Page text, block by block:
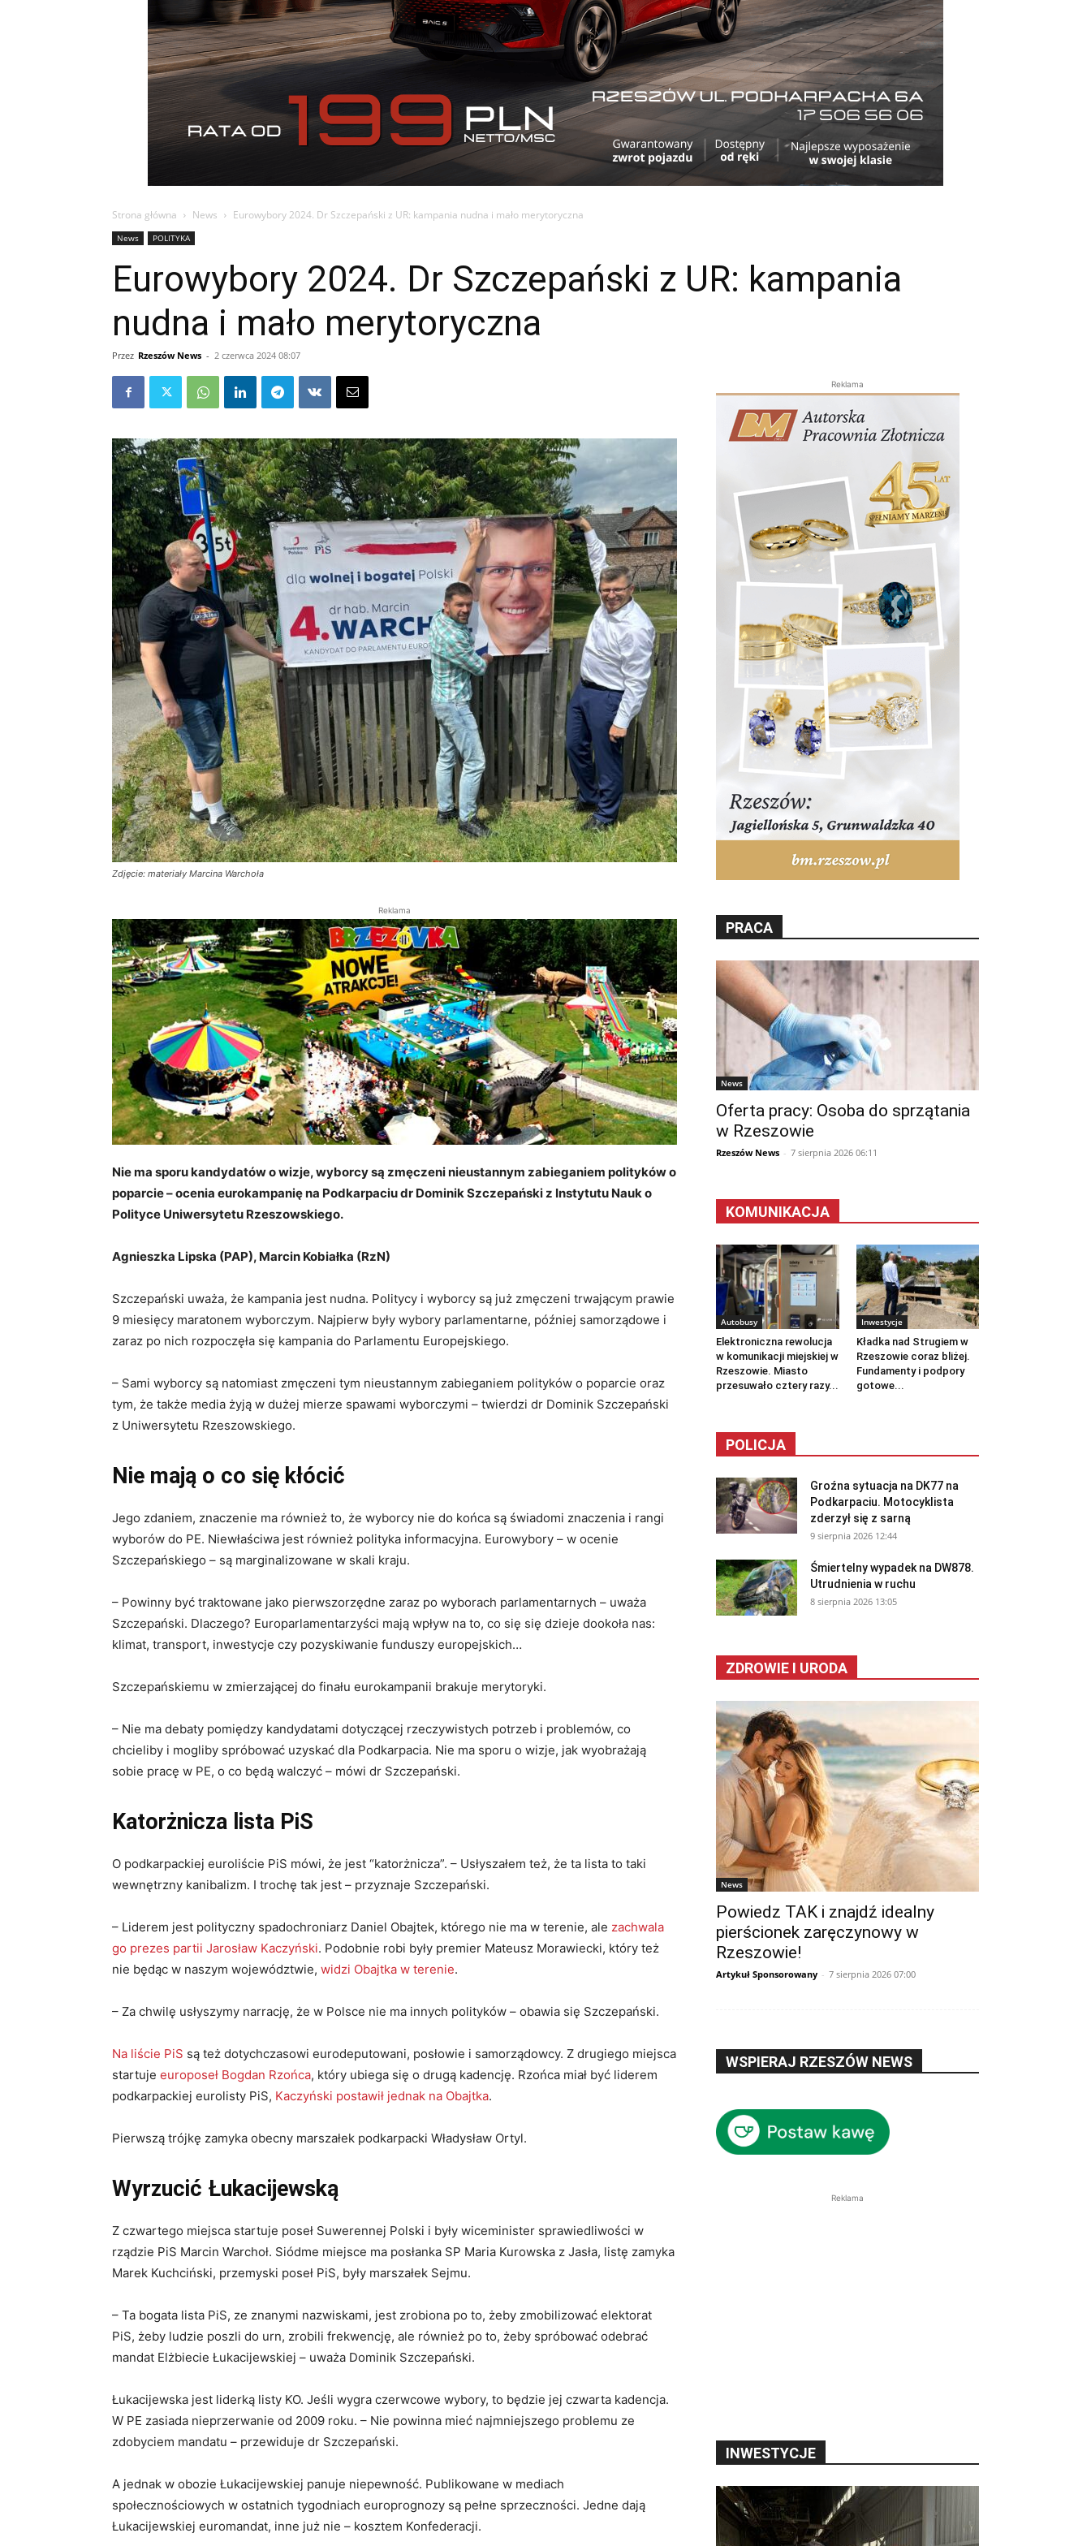
Strona główna News Eurowybory 2024. Dr Szczepański z UR: kampania nudna i mało merytoryczna
News POLITYKA
Eurowybory 2024. Dr Szczepański z UR: kampania
nudna i mało merytoryczna
Przez Rzeszów News - 2 czerwca 2024 08:07
Zdjęcie: materiały Marcina Warchoła
Reklama
Nie ma sporu kandydatów o wizje, wyborcy są zmęczeni nieustannym zabieganiem polityków o
poparcie – ocenia eurokampanię na Podkarpaciu dr Dominik Szczepański z Instytutu Nauk o
Polityce Uniwersytetu Rzeszowskiego.
Agnieszka Lipska (PAP), Marcin Kobiałka (RzN)
Szczepański uważa, że kampania jest nudna. Politycy i wyborcy są już zmęczeni trwającym prawie
9 miesięcy maratonem wyborczym. Najpierw były wybory parlamentarne, później samorządowe i
zaraz po nich rozpoczęła się kampania do Parlamentu Europejskiego.
– Sami wyborcy są natomiast zmęczeni tym nieustannym zabieganiem polityków o poparcie oraz
tym, że także media żyją w dużej mierze spawami wyborczymi – twierdzi dr Dominik Szczepański
z Uniwersytetu Rzeszowskiego.
Nie mają o co się kłócić
Jego zdaniem, znaczenie ma również to, że wyborcy nie do końca są świadomi znaczenia i rangi
wyborów do PE. Niewłaściwa jest również polityka informacyjna. Eurowybory – w ocenie
Szczepańskiego – są marginalizowane w skali kraju.
– Powinny być traktowane jako pierwszorzędne zaraz po wyborach parlamentarnych – uważa
Szczepański. Dlaczego? Europarlamentarzyści mają wpływ na to, co się się dzieje dookoła nas:
klimat, transport, inwestycje czy pozyskiwanie funduszy europejskich…
Szczepańskiemu w zmierzającej do finału eurokampanii brakuje merytoryki.
– Nie ma debaty pomiędzy kandydatami dotyczącej rzeczywistych potrzeb i problemów, co
chcieliby i mogliby spróbować uzyskać dla Podkarpacia. Nie ma sporu o wizje, jak wyobrażają
sobie pracę w PE, o co będą walczyć – mówi dr Szczepański.
Katorżnicza lista PiS
O podkarpackiej euroliście PiS mówi, że jest “katorżnicza”. – Usłyszałem też, że ta lista to taki
wewnętrzny kanibalizm. I trochę tak jest – przyznaje Szczepański.
– Liderem jest polityczny spadochroniarz Daniel Obajtek, którego nie ma w terenie, ale zachwala
go prezes partii Jarosław Kaczyński. Podobnie robi były premier Mateusz Morawiecki, który też
nie będąc w naszym województwie, widzi Obajtka w terenie.
– Za chwilę usłyszymy narrację, że w Polsce nie ma innych polityków – obawia się Szczepański.
Na liście PiS są też dotychczasowi eurodeputowani, posłowie i samorządowcy. Z drugiego miejsca
startuje europoseł Bogdan Rzońca, który ubiega się o drugą kadencję. Rzońca miał być liderem
podkarpackiej eurolisty PiS, Kaczyński postawił jednak na Obajtka.
Pierwszą trójkę zamyka obecny marszałek podkarpacki Władysław Ortyl.
Wyrzucić Łukacijewską
Z czwartego miejsca startuje poseł Suwerennej Polski i były wiceminister sprawiedliwości w
rządzie PiS Marcin Warchoł. Siódme miejsce ma posłanka SP Maria Kurowska z Jasła, listę zamyka
Marek Kuchciński, przemyski poseł PiS, były marszałek Sejmu.
– Ta bogata lista PiS, ze znanymi nazwiskami, jest zrobiona po to, żeby zmobilizować elektorat
PiS, żeby ludzie poszli do urn, zrobili frekwencję, ale również po to, żeby spróbować odebrać
mandat Elżbiecie Łukacijewskiej – uważa Dominik Szczepański.
Łukacijewska jest liderką listy KO. Jeśli wygra czerwcowe wybory, to będzie jej czwarta kadencja.
W PE zasiada nieprzerwanie od 2009 roku. – Nie powinna mieć najmniejszego problemu ze
zdobyciem mandatu – przewiduje dr Szczepański.
A jednak w obozie Łukacijewskiej panuje niepewność. Publikowane w mediach
społecznościowych w ostatnich tygodniach europrognozy są pełne sprzeczności. Jedne dają
Łukacijewskiej euromandat, inne już nie – kosztem Konfederacji.
Reklama
PRACA
News
Oferta pracy: Osoba do sprzątania
w Rzeszowie
Rzeszów News - 7 sierpnia 2026 06:11
KOMUNIKACJA
Autobusy
Elektroniczna rewolucja
w komunikacji miejskiej w
Rzeszowie. Miasto
przesuwało cztery razy...
Inwestycje
Kładka nad Strugiem w
Rzeszowie coraz bliżej.
Fundamenty i podpory
gotowe...
POLICJA
Groźna sytuacja na DK77 na
Podkarpaciu. Motocyklista
zderzył się z sarną
9 sierpnia 2026 12:44
Śmiertelny wypadek na DW878.
Utrudnienia w ruchu
8 sierpnia 2026 13:05
ZDROWIE I URODA
News
Powiedz TAK i znajdź idealny
pierścionek zaręczynowy w
Rzeszowie!
Artykuł Sponsorowany - 7 sierpnia 2026 07:00
WSPIERAJ RZESZÓW NEWS
Reklama
INWESTYCJE